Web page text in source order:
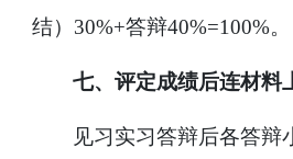
结） 30%+答辩40%=100%。
七、评定成绩后连材料
见习实习答辩后各答辩